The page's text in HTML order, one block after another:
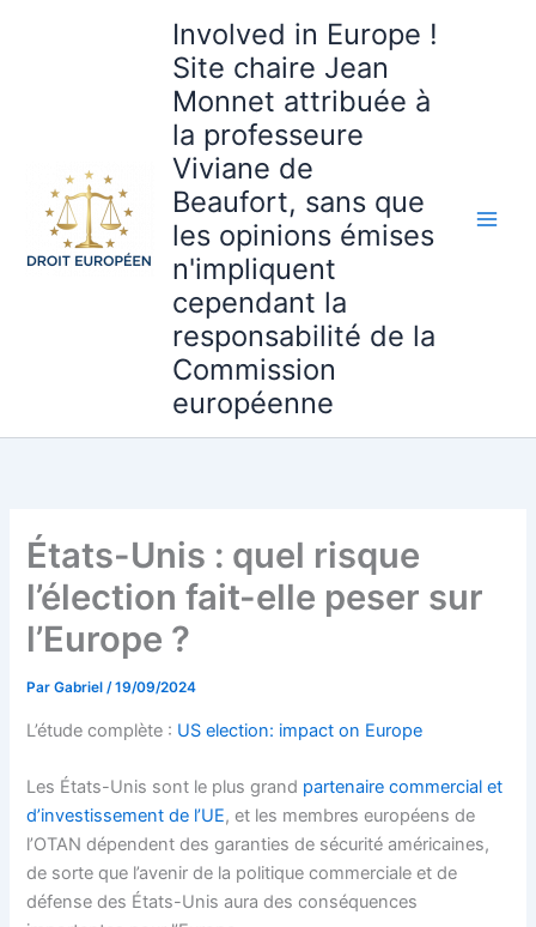
Involved in Europe !
Site chaire Jean
Monnet attribuée à
la professeure
Viviane de
Beaufort, sans que
les opinions émises
n'impliquent
cependant la
responsabilité de la
Commission
européenne
États-Unis : quel risque
l’élection fait-elle peser sur
l’Europe ?
ParGabriel/19/09/2024
L’étude complète : US election: impact on Europe
Les États-Unis sont le plus grand partenaire commercial et
d’investissement de l’UE, et les membres européens de
l’OTAN dépendent des garanties de sécurité américaines,
de sorte que l’avenir de la politique commerciale et de
défense des États-Unis aura des conséquences